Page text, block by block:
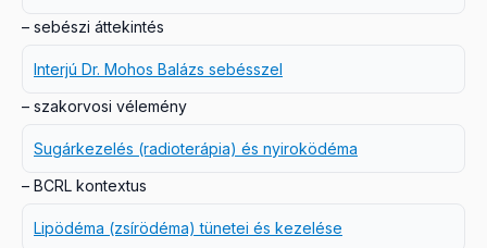
– sebészi áttekintés
Interjú Dr. Mohos Balázs sebésszel
– szakorvosi vélemény
Sugárkezelés (radioterápia) és nyiroködéma
– BCRL kontextus
Lipödéma (zsírödéma) tünetei és kezelése